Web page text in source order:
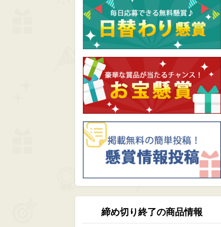
締め切り終了の商品情報